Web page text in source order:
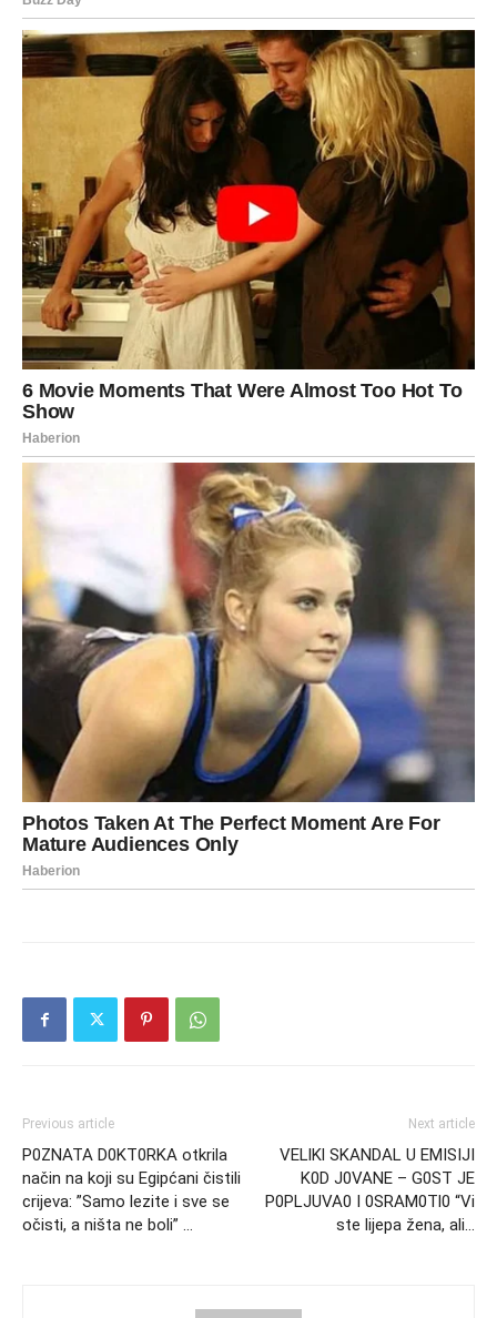
Previous article
P0ZNATA D0KT0RKA otkrila
način na koji su Egipćani čistili
crijeva: ”Samo lezite i sve se
očisti, a ništa ne boli” …
Next article
VELlKl SKANDAL U EMISIJI
K0D J0VANE – G0ST JE
P0PLJUVA0 I 0SRAM0Tl0 “Vi
ste lijepa žena, ali…